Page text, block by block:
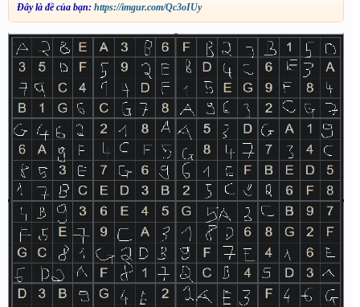
Đây là đề của bạn: https://imgur.com/Qc3oIUy